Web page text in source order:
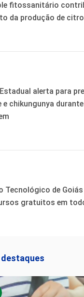
fitossanitário
da produção de
alerta para
e chikungunya
Tecnológico de
gratuitos em